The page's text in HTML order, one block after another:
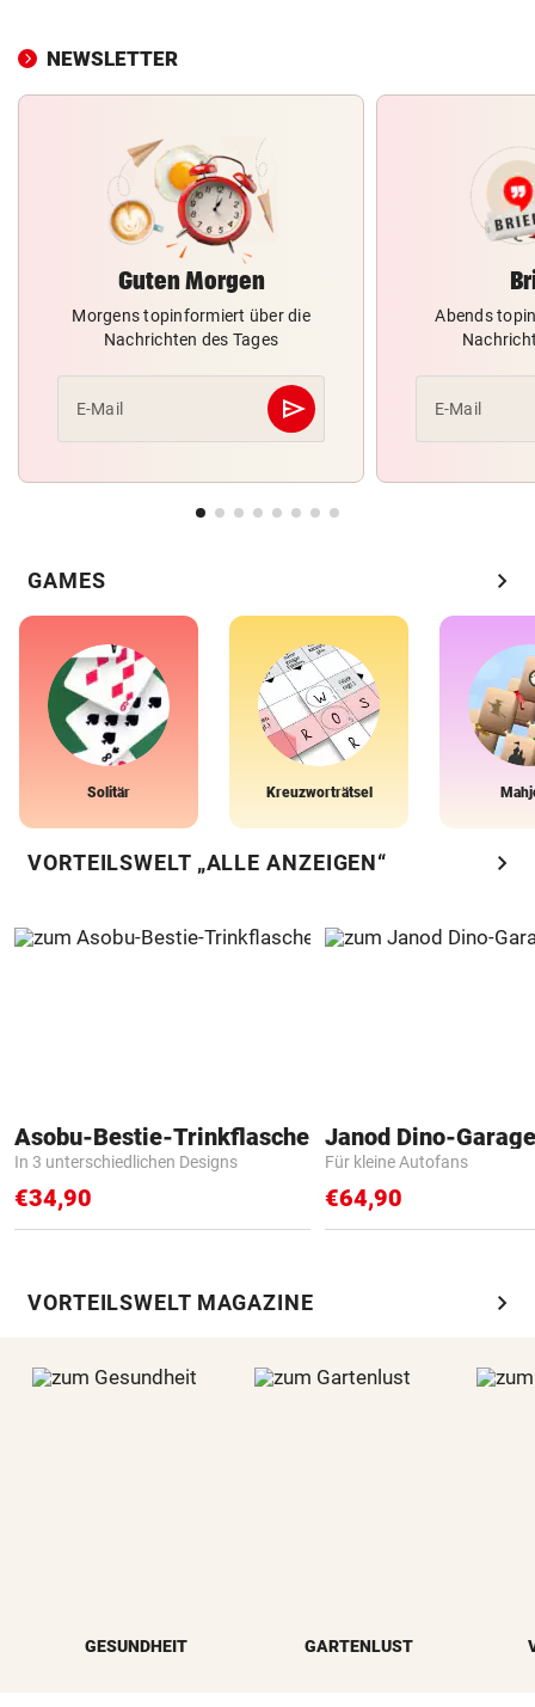
NEWSLETTER
Guten Morgen
Morgens topinformiert über die
Nachrichten des Tages
E-Mail send
Abschicken
Abends
E-Mail
GAMES chevron_right
Solitär Kreuzworträtsel
VORTEILSWELT „ALLE ANZEIGEN“ chevron_right
Asobu-Bestie-Trinkflasche
In 3 unterschiedlichen Designs
€34,90
Janod Dino-Garage
Für kleine Autofans
€64,90
VORTEILSWELT MAGAZINE chevron_right
GESUNDHEIT GARTENLUST